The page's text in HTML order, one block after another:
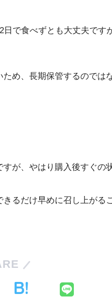
で食べずとも大丈夫です
め、長期保管するのでは
が、やはり購入後すぐの
るだけ早めに召し上がる